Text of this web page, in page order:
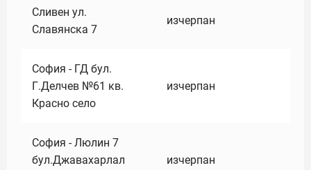
Сливен ул.
Славянска 7
изчерпан
София - ГД бул.
Г.Делчев №61 кв.
Красно село
изчерпан
София - Люлин 7
бул.Джавахарлал
изчерпан